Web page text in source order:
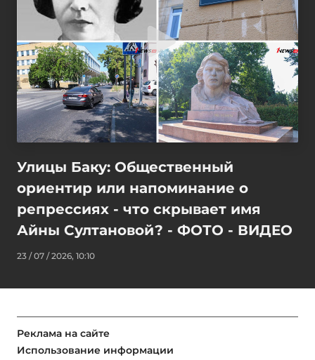
Улицы Баку: Общественный
ориентир или напоминание о
репрессиях - что скрывает имя
Айны Султановой? - ФОТО - ВИДЕО
23 / 07 / 2026, 10:10
Реклама на сайте
Использование информации